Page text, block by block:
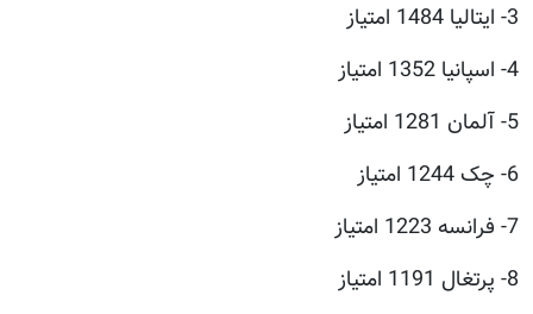
3- ايتاليا 1484 امتياز
4- اسپانيا 1352 امتياز
5- آلمان 1281 امتياز
6- چک 1244 امتياز
7- فرانسه 1223 امتياز
8- پرتغال 1191 امتياز